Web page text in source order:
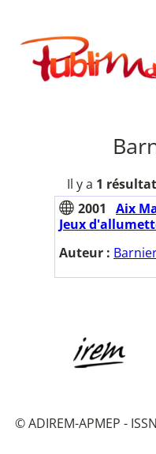
contenu
Publimath
Il y a 1 résultat
2001
Aix
Jeux
Auteur :
© ADIREM-APMEP -